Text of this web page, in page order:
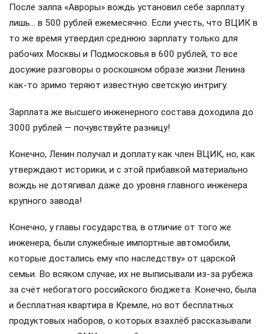
После залпа «Авроры» вождь установил себе зарплату
лишь… в 500 рублей ежемесячно. Если учесть, что ВЦИК в
то же время утвердил среднюю зарплату только для
рабочих Москвы и Подмосковья в 600 рублей, то все
досужие разговоры о роскошном образе жизни Ленина
как-то зримо теряют известную светскую интригу.
Зарплата же высшего инженерного состава доходила до
3000 рублей — почувствуйте разницу!
Конечно, Ленин получал и доплату как член ВЦИК, но, как
утверждают историки, и с этой прибавкой материально
вождь не дотягивал даже до уровня главного инженера
крупного завода!
Конечно, у главы государства, в отличие от того же
инженера, были служебные импортные автомобили,
которые достались ему «по наследству» от царской
семьи. Во всяком случае, их не выписывали из-за рубежа
за счёт небогатого российского бюджета. Конечно, была
и бесплатная квартира в Кремле, но вот бесплатных
продуктовых наборов, о которых взахлёб рассказывали